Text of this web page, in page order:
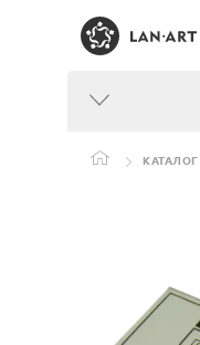
КАТАЛОГ